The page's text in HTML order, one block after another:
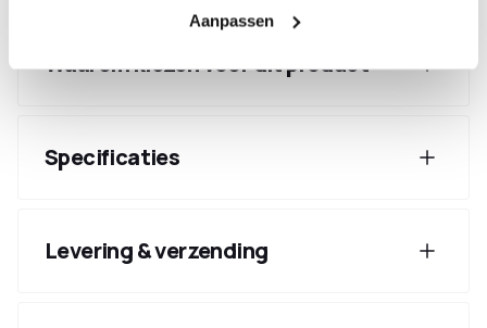
Aanpassen
Waarom kiezen voor dit product
Specificaties
Levering & verzending